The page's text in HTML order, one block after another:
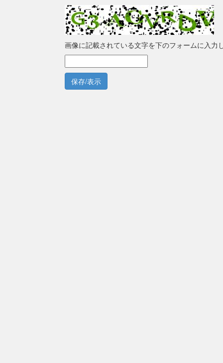
画像に記載されている文字を下のフォームに入力
保存/表示